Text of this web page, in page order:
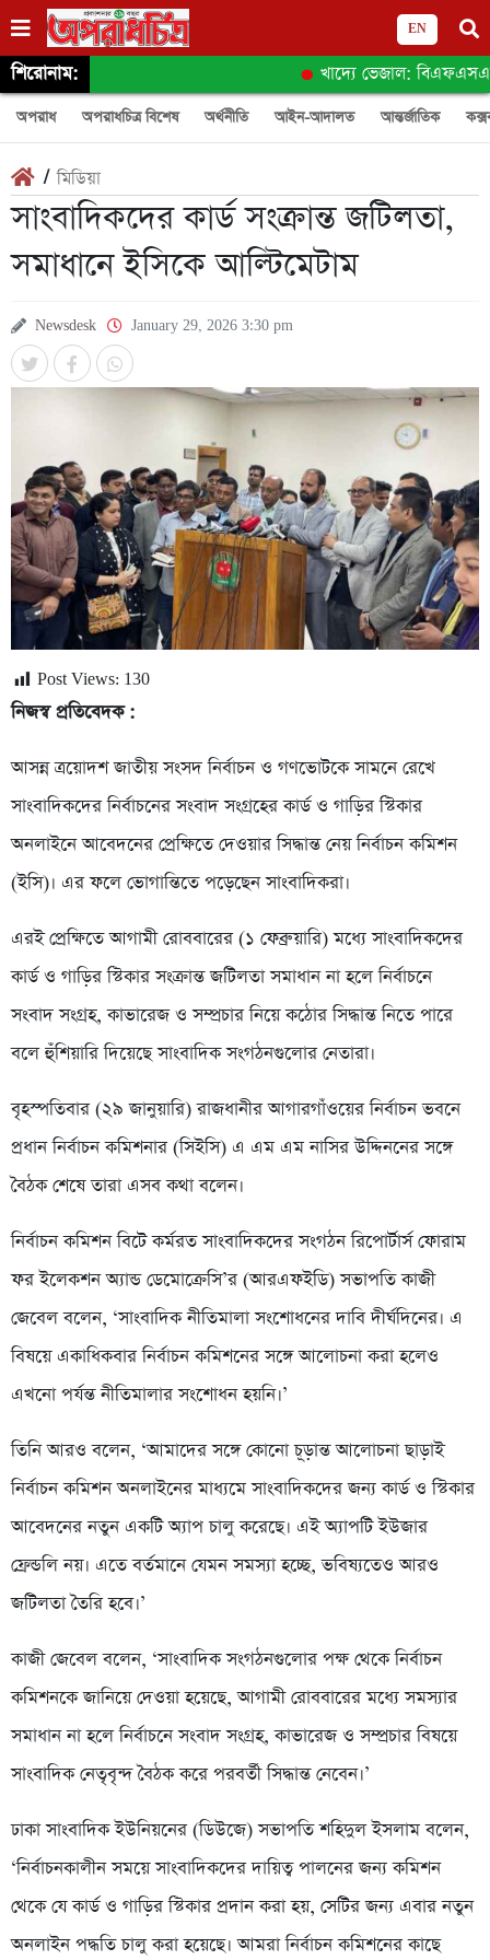
EN
শিরোনাম: খাদ্যে ভেজাল: বিএফএসএর
অপরাধ অপরাধচিত্র বিশেষ অর্থনীতি আইন-আদালত আন্তর্জাতিক
/মিডিয়া
সাংবাদিকদের কার্ড সংক্রান্ত জটিলতা,
সমাধানে ইসিকে আল্টিমেটাম
Newsdesk January 29, 2026 3:30 pm
Post Views: 130
নিজস্ব প্রতিবেদক :
আসন্ন ত্রয়োদশ জাতীয় সংসদ নির্বাচন ও গণভোটকে সামনে রেখে
সাংবাদিকদের নির্বাচনের সংবাদ সংগ্রহের কার্ড ও গাড়ির স্টিকার
অনলাইনে আবেদনের প্রেক্ষিতে দেওয়ার সিদ্ধান্ত নেয় নির্বাচন কমিশন
(ইসি)। এর ফলে ভোগান্তিতে পড়েছেন সাংবাদিকরা।
এরই প্রেক্ষিতে আগামী রোববারের (১ ফেব্রুয়ারি) মধ্যে সাংবাদিকদের
কার্ড ও গাড়ির স্টিকার সংক্রান্ত জটিলতা সমাধান না হলে নির্বাচনে
সংবাদ সংগ্রহ, কাভারেজ ও সম্প্রচার নিয়ে কঠোর সিদ্ধান্ত নিতে পারে
বলে হুঁশিয়ারি দিয়েছে সাংবাদিক সংগঠনগুলোর নেতারা।
বৃহস্পতিবার (২৯ জানুয়ারি) রাজধানীর আগারগাঁওয়ের নির্বাচন ভবনে
প্রধান নির্বাচন কমিশনার (সিইসি) এ এম এম নাসির উদ্দিননের সঙ্গে
বৈঠক শেষে তারা এসব কথা বলেন।
নির্বাচন কমিশন বিটে কর্মরত সাংবাদিকদের সংগঠন রিপোর্টার্স ফোরাম
ফর ইলেকশন অ্যান্ড ডেমোক্রেসি’র (আরএফইডি) সভাপতি কাজী
জেবেল বলেন, ‘সাংবাদিক নীতিমালা সংশোধনের দাবি দীর্ঘদিনের। এ
বিষয়ে একাধিকবার নির্বাচন কমিশনের সঙ্গে আলোচনা করা হলেও
এখনো পর্যন্ত নীতিমালার সংশোধন হয়নি।’
তিনি আরও বলেন, ‘আমাদের সঙ্গে কোনো চূড়ান্ত আলোচনা ছাড়াই
নির্বাচন কমিশন অনলাইনের মাধ্যমে সাংবাদিকদের জন্য কার্ড ও স্টিকার
আবেদনের নতুন একটি অ্যাপ চালু করেছে। এই অ্যাপটি ইউজার
ফ্রেন্ডলি নয়। এতে বর্তমানে যেমন সমস্যা হচ্ছে, ভবিষ্যতেও আরও
জটিলতা তৈরি হবে।’
কাজী জেবেল বলেন, ‘সাংবাদিক সংগঠনগুলোর পক্ষ থেকে নির্বাচন
কমিশনকে জানিয়ে দেওয়া হয়েছে, আগামী রোববারের মধ্যে সমস্যার
সমাধান না হলে নির্বাচনে সংবাদ সংগ্রহ, কাভারেজ ও সম্প্রচার বিষয়ে
সাংবাদিক নেতৃবৃন্দ বৈঠক করে পরবর্তী সিদ্ধান্ত নেবেন।’
ঢাকা সাংবাদিক ইউনিয়নের (ডিউজে) সভাপতি শহিদুল ইসলাম বলেন,
‘নির্বাচনকালীন সময়ে সাংবাদিকদের দায়িত্ব পালনের জন্য কমিশন
থেকে যে কার্ড ও গাড়ির স্টিকার প্রদান করা হয়, সেটির জন্য এবার নতুন
অনলাইন পদ্ধতি চালু করা হয়েছে। আমরা নির্বাচন কমিশনের কাছে